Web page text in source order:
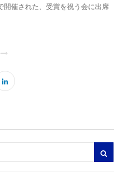
開催された、受賞を祝う会に出席